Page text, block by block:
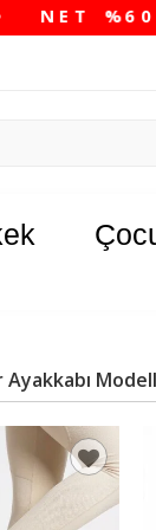
Ayakkabı